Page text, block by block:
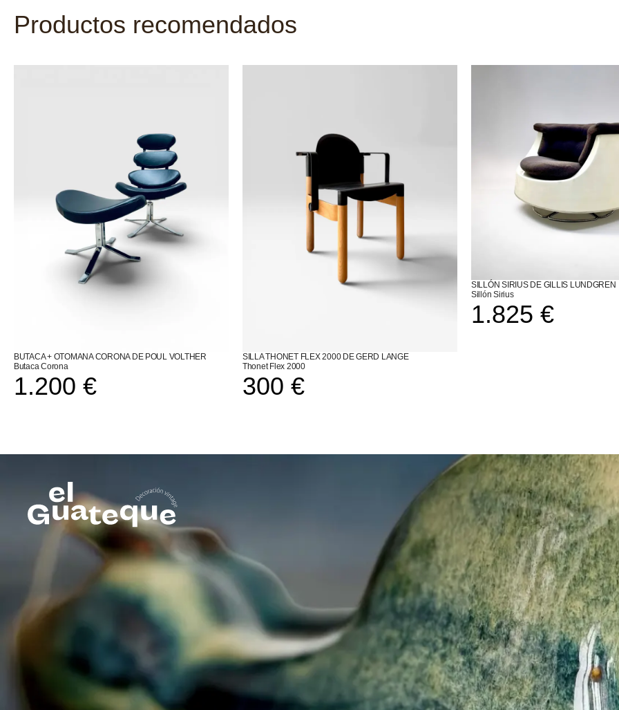
Productos recomendados
BUTACA + OTOMANA CORONA DE POUL VOLTHER
Butaca Corona
1.200 €
SILLA THONET FLEX 2000 DE GERD LANGE
Thonet Flex 2000
300 €
SILLÓN SIRIUS DE GILLIS LUNDGREN
Sillón Sirius
1.825 €